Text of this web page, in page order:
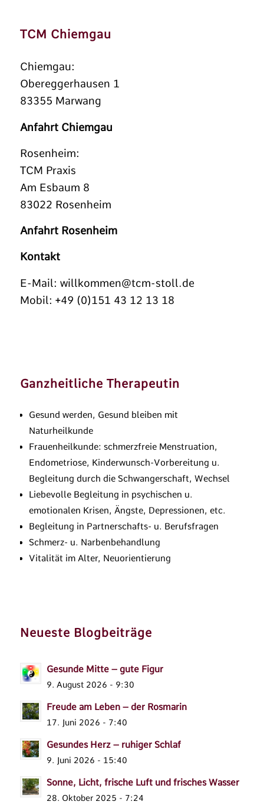
TCM Chiemgau
Chiemgau:
Obereggerhausen 1
83355 Marwang
Anfahrt Chiemgau
Rosenheim:
TCM Praxis
Am Esbaum 8
83022 Rosenheim
Anfahrt Rosenheim
Kontakt
E-Mail: willkommen@tcm-stoll.de
Mobil: +49 (0)151 43 12 13 18
Ganzheitliche Therapeutin
Gesund werden, Gesund bleiben mit
Naturheilkunde
Frauenheilkunde: schmerzfreie Menstruation,
Endometriose, Kinderwunsch-Vorbereitung u.
Begleitung durch die Schwangerschaft, Wechsel
Liebevolle Begleitung in psychischen u.
emotionalen Krisen, Ängste, Depressionen, etc.
Begleitung in Partnerschafts- u. Berufsfragen
Schmerz- u. Narbenbehandlung
Vitalität im Alter, Neuorientierung
Neueste Blogbeiträge
Gesunde Mitte – gute Figur
9. August 2026 - 9:30
Freude am Leben – der Rosmarin
17. Juni 2026 - 7:40
Gesundes Herz – ruhiger Schlaf
9. Juni 2026 - 15:40
Sonne, Licht, frische Luft und frisches Wasser
28. Oktober 2025 - 7:24